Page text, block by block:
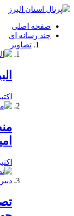
فصد
شرق
تهران
خشکشویی
صفحه اصلی
چند رسانه ای
تصاویر
اکتبر 22,
اکتبر 21,